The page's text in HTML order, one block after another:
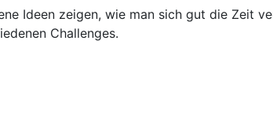
Ideen zeigen, wie man sich gut die Zeit
Challenges.